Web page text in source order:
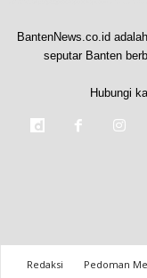
BantenNews.co.id
seputar Banten
Hubungi
Redaksi Pedoman